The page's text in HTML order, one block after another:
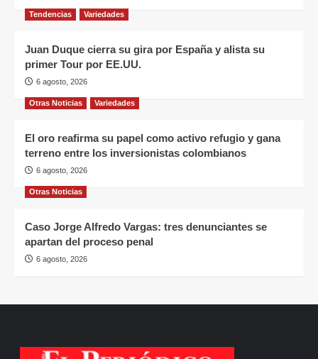
Tendencias Variedades
Juan Duque cierra su gira por España y alista su
primer Tour por EE.UU.
6 agosto, 2026
Otras Noticias Variedades
El oro reafirma su papel como activo refugio y gana
terreno entre los inversionistas colombianos
6 agosto, 2026
Otras Noticias
Caso Jorge Alfredo Vargas: tres denunciantes se
apartan del proceso penal
6 agosto, 2026